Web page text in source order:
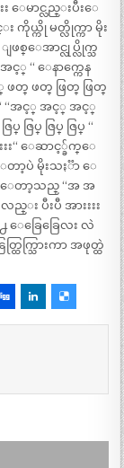
းး ေမာင္လည္းပီးေ
ကိုယ္ကို မတ္လိုက္ကာ မိုး
စ္ေအာင္လုပ္လိုက္သ
“ ေနာက္ကေန
ဖတ္ ဖတ္ ဖြတ္ ဖြတ္
းး“ “အင့္ အင့္ အင့္
ဇြပ္ ဇြပ္ ဇြပ္ “
းးး“ ေဆာင့္ခ်က္ေ
တာ့ပဲ မိုးသႏၱာ ေ
က္ေတာ့သည္ “အ အ
းလည္း ပီးပီ အားးးး
ခြေခြေလး လဲ
သြားကာ အဖုတ္ထဲ